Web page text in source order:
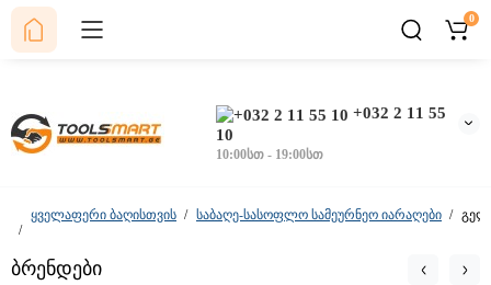
+032 2 11 55
10
10:00სთ - 19:00სთ
0
ყველაფერი ბაღისთვის საბაღე-სასოფლო სამეურნეო იარაღები
ბრენდები